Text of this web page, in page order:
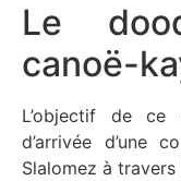
Le
canoë-
L’objectif de ce
d’arrivée d’une
Slalomez à